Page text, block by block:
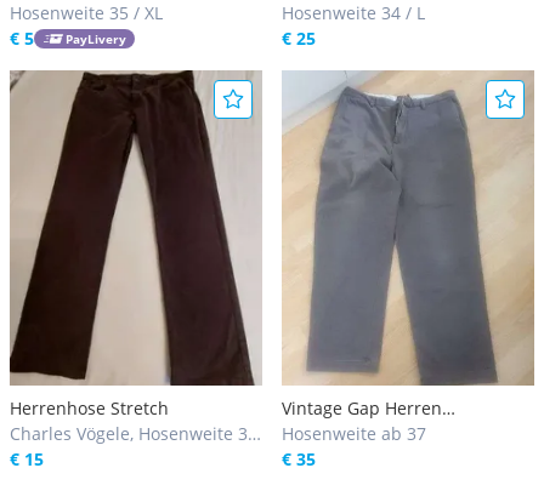
Hosenweite 35 / XL
€ 5
PayLivery
Hemd geschenkt
Hosenweite 34 / L
€ 25
Herrenhose Stretch
Charles Vögele, Hosenweite 32
/ M, 34 / L
€ 15
Vintage Gap Herren
braungraue Jeans 38/32
Hosenweite ab 37
€ 35